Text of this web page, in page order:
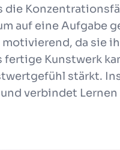
auf eine Aufgabe
da sie
fertige Kunstwerk
stärkt.
verbindet